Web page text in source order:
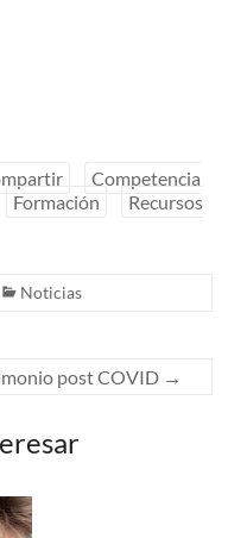
Competencia
Formación
Recursos
Noticias
post COVID →